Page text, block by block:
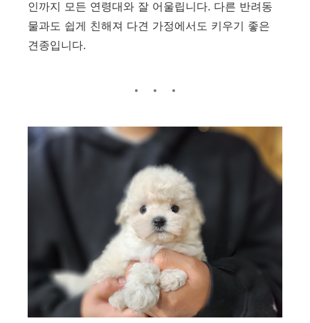
인까지 모든 연령대와 잘 어울립니다. 다른 반려동
물과도 쉽게 친해져 다견 가정에서도 키우기 좋은
견종입니다.